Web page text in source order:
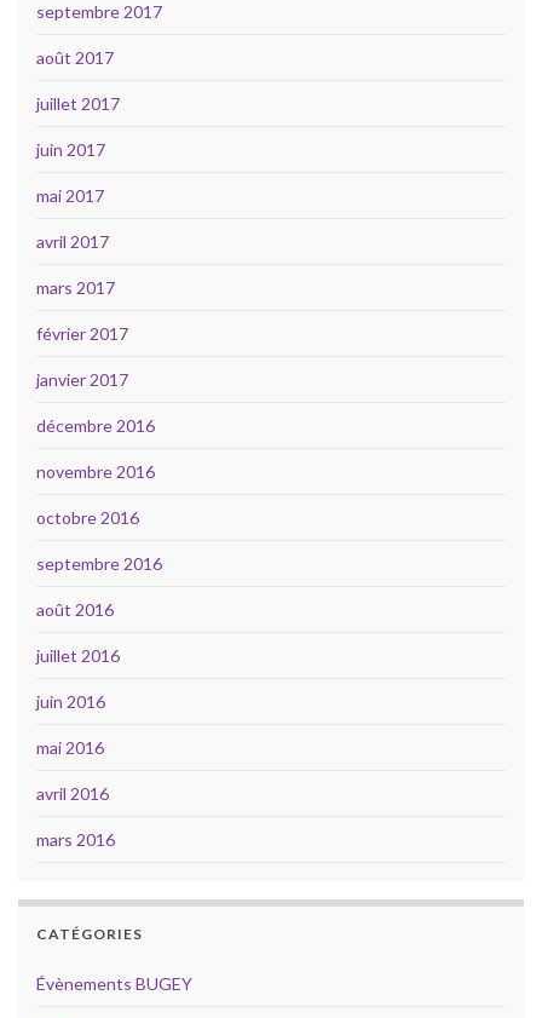
septembre 2017
août 2017
juillet 2017
juin 2017
mai 2017
avril 2017
mars 2017
février 2017
janvier 2017
décembre 2016
novembre 2016
octobre 2016
septembre 2016
août 2016
juillet 2016
juin 2016
mai 2016
avril 2016
mars 2016
CATÉGORIES
Évènements BUGEY